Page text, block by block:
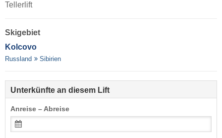
Tellerlift
Skigebiet
Kolcovo
Russland Sibirien
Unterkünfte an diesem Lift
Anreise – Abreise